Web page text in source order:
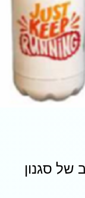
של סגנון